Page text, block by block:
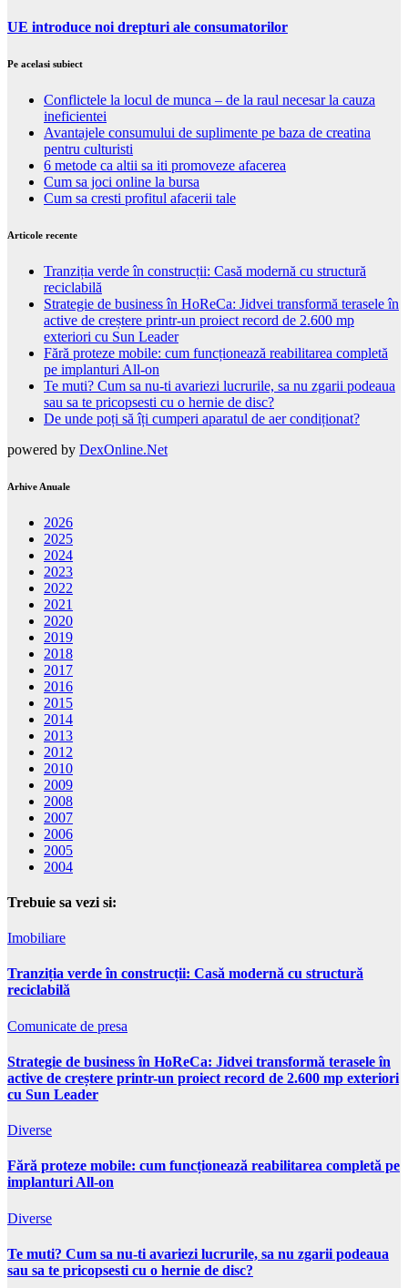
UE introduce noi drepturi ale consumatorilor
Pe acelasi subiect
Conflictele la locul de munca – de la raul necesar la cauza
ineficientei
Avantajele consumului de suplimente pe baza de creatina
pentru culturisti
6 metode ca altii sa iti promoveze afacerea
Cum sa joci online la bursa
Cum sa cresti profitul afacerii tale
Articole recente
Tranziția verde în construcții: Casă modernă cu structură
reciclabilă
Strategie de business în HoReCa: Jidvei transformă terasele în
active de creștere printr-un proiect record de 2.600 mp
exteriori cu Sun Leader
Fără proteze mobile: cum funcționează reabilitarea completă
pe implanturi All-on
Te muti? Cum sa nu-ti avariezi lucrurile, sa nu zgarii podeaua
sau sa te pricopsesti cu o hernie de disc?
De unde poți să îți cumperi aparatul de aer condiționat?
powered by DexOnline.Net
Arhive Anuale
2026
2025
2024
2023
2022
2021
2020
2019
2018
2017
2016
2015
2014
2013
2012
2010
2009
2008
2007
2006
2005
2004
Trebuie sa vezi si:
Imobiliare
Tranziția verde în construcții: Casă modernă cu structură
reciclabilă
Comunicate de presa
Strategie de business în HoReCa: Jidvei transformă terasele în
active de creștere printr-un proiect record de 2.600 mp exteriori
cu Sun Leader
Diverse
Fără proteze mobile: cum funcționează reabilitarea completă pe
implanturi All-on
Diverse
Te muti? Cum sa nu-ti avariezi lucrurile, sa nu zgarii podeaua
sau sa te pricopsesti cu o hernie de disc?